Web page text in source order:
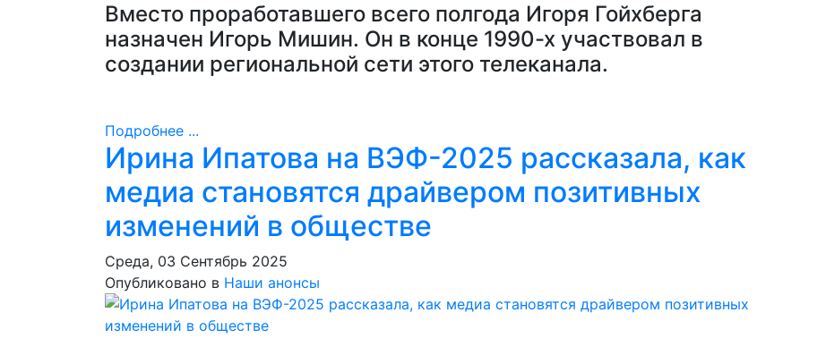
Вместо проработавшего всего полгода Игоря Гойхберга
назначен Игорь Мишин. Он в конце 1990-х участвовал в
создании региональной сети этого телеканала.
Подробнее ...
Ирина Ипатова на ВЭФ-2025 рассказала, как
медиа становятся драйвером позитивных
изменений в обществе
Среда, 03 Сентябрь 2025
Опубликовано в Наши анонсы